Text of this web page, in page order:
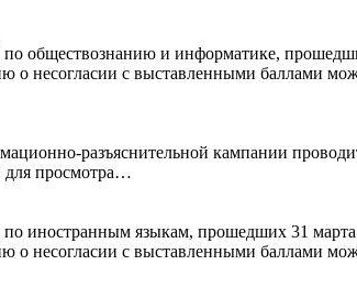
обществознанию и информатике,
несогласии с выставленными баллами
разъяснительной кампании
для просмотра…
иностранным языкам, прошедших 31 марта
несогласии с выставленными баллами